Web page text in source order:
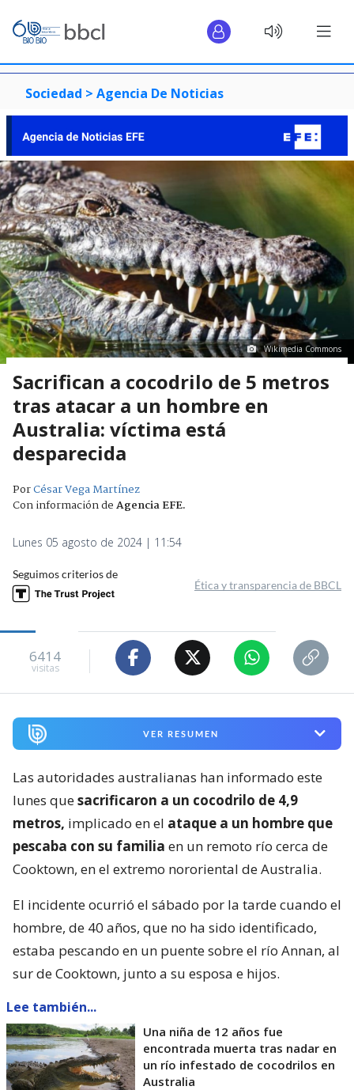
Sociedad > Agencia De Noticias
Wikimedia Commons
Sacrifican a cocodrilo de 5 metros
tras atacar a un hombre en
Australia: víctima está
desparecida
PorCésar Vega Martínez
Con información deAgencia EFE.
Lunes 05 agosto de 2024 | 11:54
Seguimos criterios de
Ética y transparencia de BBCL
6414
visitas
VER RESUMEN
Las autoridades australianas han informado este
lunes quesacrificaron a un cocodrilo de 4,9
metros, implicado en el ataque a un hombre que
pescaba con su familia en un remoto río cerca de
Cooktown, en el extremo nororiental de Australia.
El incidente ocurrió el sábado por la tarde cuando el
hombre, de 40 años, que no ha sido identificado,
estaba pescando en un puente sobre el río Annan, al
sur de Cooktown, junto a su esposa e hijos.
Lee también...
Una niña de 12 años fue
encontrada muerta tras nadar en
un río infestado de cocodrilos en
Australia